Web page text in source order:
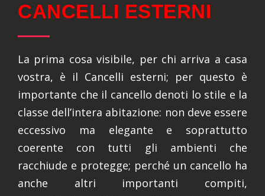
CANCELLI ESTERNI
La prima cosa visibile, per chi arriva a casa
vostra, è il Cancelli esterni; per questo è
importante che il cancello denoti lo stile e la
classe dell’intera abitazione: non deve essere
eccessivo ma elegante e soprattutto
coerente con tutti gli ambienti che
racchiude e protegge; perché un cancello ha
anche altri importanti compiti,